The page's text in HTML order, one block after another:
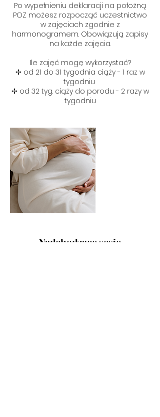
Po wypełnieniu deklaracji na położną
POZ możesz rozpocząć uczestnictwo
w zajęciach zgodnie z
harmonogramem. Obowiązują zapisy
na każde zajęcia.
Ile zajęć mogę wykorzystać?
✢ od 21 do 31 tygodnia ciąży - 1 raz w
tygodniu
✢ od 32 tyg. ciąży do porodu - 2 razy w
tygodniu
Nadchodzące sesje